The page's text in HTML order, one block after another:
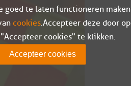
goed te laten functioneren maken
cookies. Accepteer deze door op
cookies" te klikken.
Accepteer cookies